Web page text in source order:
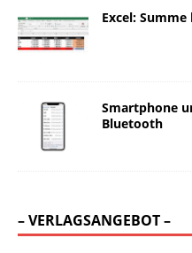
Excel:
Smartphone
Bluetooth
– VERLAGSANGEBOT –